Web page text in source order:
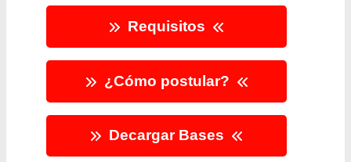
Requisitos
¿Cómo postular?
Decargar Bases